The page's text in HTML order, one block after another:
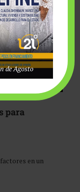
para
en un
de Agosto